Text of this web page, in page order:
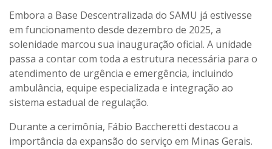
Embora a Base Descentralizada do SAMU já estivesse
em funcionamento desde dezembro de 2025, a
solenidade marcou sua inauguração oficial. A unidade
passa a contar com toda a estrutura necessária para o
atendimento de urgência e emergência, incluindo
ambulância, equipe especializada e integração ao
sistema estadual de regulação.
Durante a cerimônia, Fábio Baccheretti destacou a
importância da expansão do serviço em Minas Gerais.